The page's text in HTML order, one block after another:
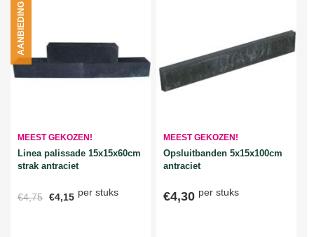
MEEST GEKOZEN!
Linea palissade 15x15x60cm
strak antraciet
€4,75 €4,15 per stuks
AANBIEDING
MEEST GEKOZEN!
Opsluitbanden 5x15x100cm
antraciet
€4,30 per stuks